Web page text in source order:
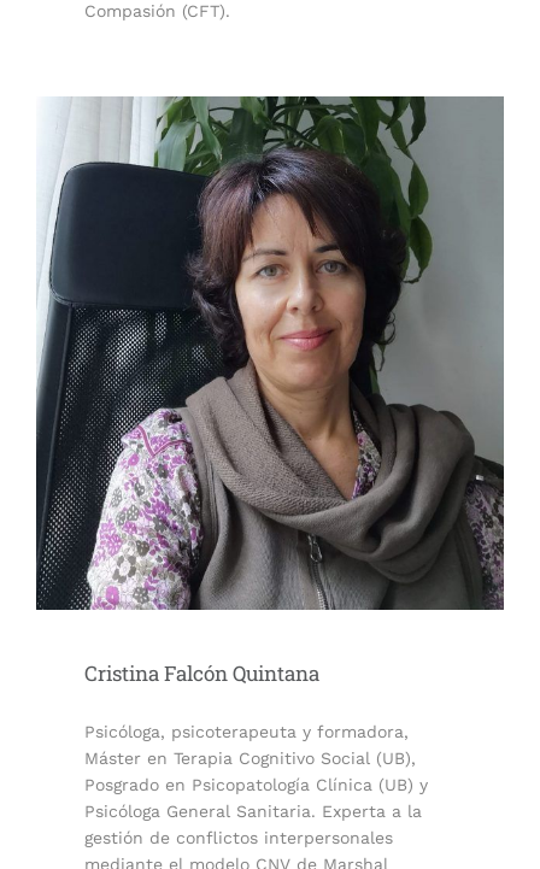
Compasión (CFT).
Cristina Falcón Quintana
Psicóloga, psicoterapeuta y formadora,
Máster en Terapia Cognitivo Social (UB),
Posgrado en Psicopatología Clínica (UB) y
Psicóloga General Sanitaria. Experta a la
gestión de conflictos interpersonales
mediante el modelo CNV de Marshal